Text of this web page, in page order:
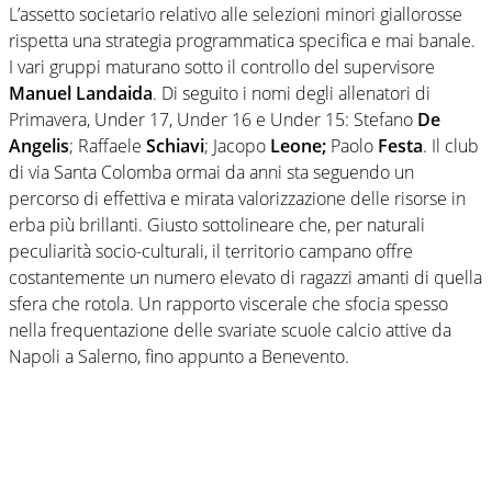
L’assetto societario relativo alle selezioni minori giallorosse
rispetta una strategia programmatica specifica e mai banale.
I vari gruppi maturano sotto il controllo del supervisore
Manuel Landaida. Di seguito i nomi degli allenatori di
Primavera, Under 17, Under 16 e Under 15: Stefano De
Angelis; Raffaele Schiavi; Jacopo Leone; Paolo Festa. Il club
di via Santa Colomba ormai da anni sta seguendo un
percorso di effettiva e mirata valorizzazione delle risorse in
erba più brillanti. Giusto sottolineare che, per naturali
peculiarità socio-culturali, il territorio campano offre
costantemente un numero elevato di ragazzi amanti di quella
sfera che rotola. Un rapporto viscerale che sfocia spesso
nella frequentazione delle svariate scuole calcio attive da
Napoli a Salerno, fino appunto a Benevento.